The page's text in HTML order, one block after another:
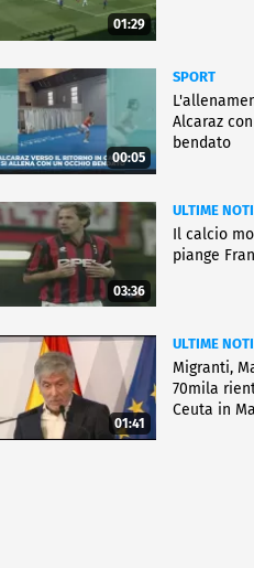
01:29
00:05
SPORT
Alcaraz
bendato
03:36
ULTIME
Il calcio
piange
01:41
ULTIME
Migranti,
70mila
Ceuta in